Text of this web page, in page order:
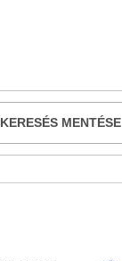
KERESÉS MENTÉSE